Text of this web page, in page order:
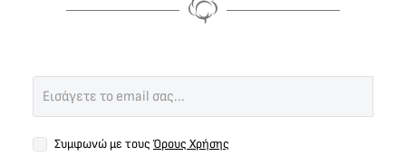
Συμφωνώ με τους Όρους Χρήσης